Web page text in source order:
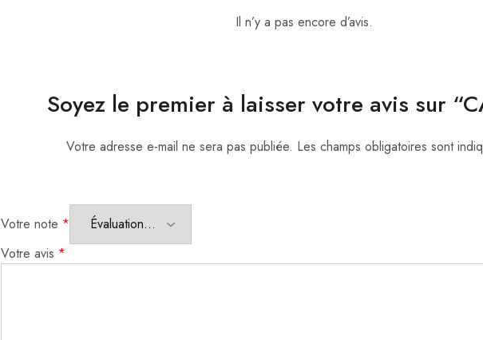
Il n’y a pas encore d’avis.
Soyez le premier à laisser votre avis sur
Votre adresse e-mail ne sera pas publiée. Les champs obligatoires sont
Votre note *
Votre avis *